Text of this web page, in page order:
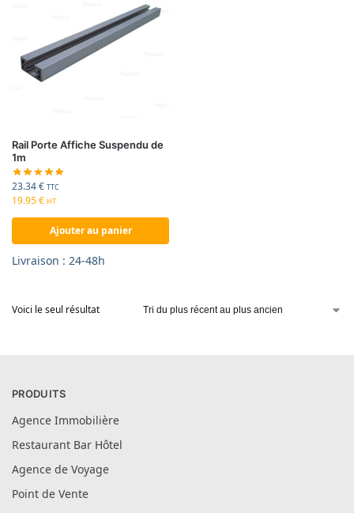
Rail Porte Affiche Suspendu de
1m
23.34€ TTC
19.95€ HT
Ajouter au panier
Livraison : 24-48h
Voici le seul résultat
PRODUITS
Agence Immobilière
Restaurant Bar Hôtel
Agence de Voyage
Point de Vente